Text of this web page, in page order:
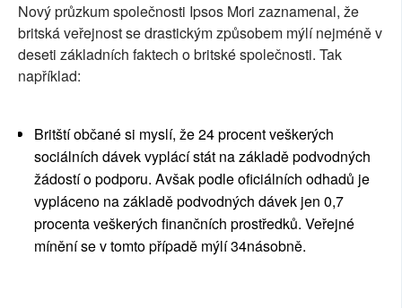
Nový průzkum společnosti Ipsos Mori zaznamenal, že
britská veřejnost se drastickým způsobem mýlí nejméně v
deseti základních faktech o britské společnosti. Tak
například:
Britští občané si myslí, že 24 procent veškerých
sociálních dávek vyplácí stát na základě podvodných
žádostí o podporu. Avšak podle oficiálních odhadů je
vypláceno na základě podvodných dávek jen 0,7
procenta veškerých finančních prostředků. Veřejné
mínění se v tomto případě mýlí 34násobně.